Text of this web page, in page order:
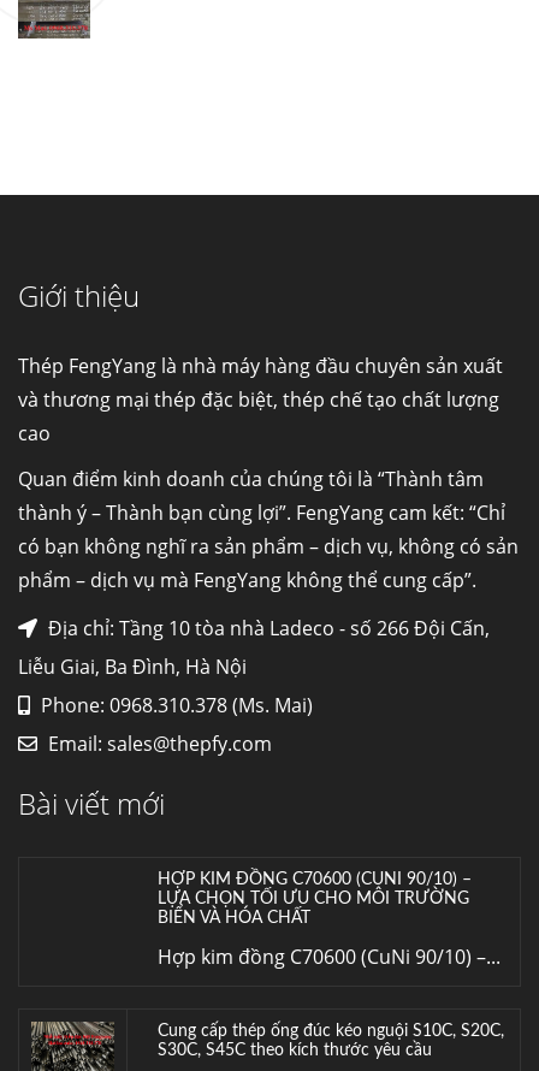
Giới thiệu
Thép FengYang là nhà máy hàng đầu chuyên sản xuất
và thương mại thép đặc biệt, thép chế tạo chất lượng
cao
Quan điểm kinh doanh của chúng tôi là “Thành tâm
thành ý – Thành bạn cùng lợi”. FengYang cam kết: “Chỉ
có bạn không nghĩ ra sản phẩm – dịch vụ, không có sản
phẩm – dịch vụ mà FengYang không thể cung cấp”.
Địa chỉ: Tầng 10 tòa nhà Ladeco - số 266 Đội Cấn,
Liễu Giai, Ba Đình, Hà Nội
Phone: 0968.310.378 (Ms. Mai)
Email: sales@thepfy.com
Bài viết mới
Ống đúc kéo nguội là gì? Ống...
Fengyang là một trong những nhà
máy...
Hợp kim N06625 là gì? Giá hợp kim 625 mới
nhiệt,...
Mua inox ở đâu chất lượng giá tốt? Gọi ngay
Inox (thép không gỉ) là một trong...
HỢP KIM ĐỒNG C70600 (CUNI 90/10) –
LỰA CHỌN TỐI ƯU CHO MÔI TRƯỜNG
BIỂN VÀ HÓA CHẤT
Hợp kim đồng C70600 (CuNi 90/10) –...
Cung cấp thép ống đúc kéo nguội S10C, S20C,
S30C, S45C theo kích thước yêu cầu